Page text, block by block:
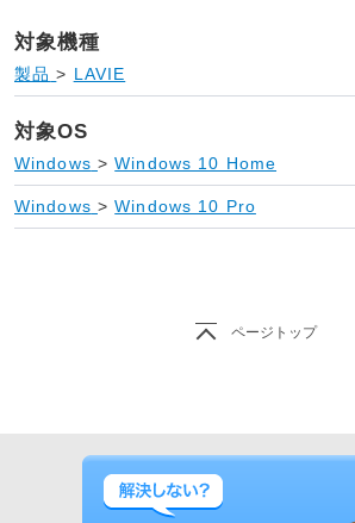
対象機種
製品 > LAVIE
対象OS
Windows > Windows 10 Home
Windows > Windows 10 Pro
ページトップ